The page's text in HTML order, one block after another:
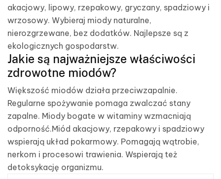
akacjowy, lipowy, rzepakowy, gryczany, spadziowy i
wrzosowy. Wybieraj miody naturalne,
nierozgrzewane, bez dodatków. Najlepsze są z
ekologicznych gospodarstw.
Jakie są najważniejsze właściwości
zdrowotne miodów?
Większość miodów działa przeciwzapalnie.
Regularne spożywanie pomaga zwalczać stany
zapalne. Miody bogate w witaminy wzmacniają
odporność.Miód akacjowy, rzepakowy i spadziowy
wspierają układ pokarmowy. Pomagają wątrobie,
nerkom i procesowi trawienia. Wspierają też
detoksykację organizmu.